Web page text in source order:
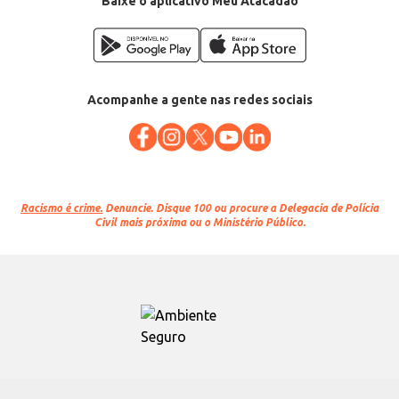
Acompanhe a gente nas redes sociais
Racismo é crime. Denuncie. Disque 100 ou procure a Delegacia de Polícia
Civil mais próxima ou o Ministério Público.